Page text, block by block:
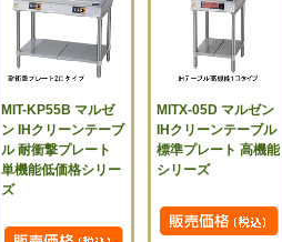
MIT-KP55B マルゼ
ン IHクリーンテーブ
ル 耐衝撃プレート
単機能低価格シリー
ズ
MITX-05D マルゼン
IHクリーンテーブル
標準プレート 高機能
シリーズ